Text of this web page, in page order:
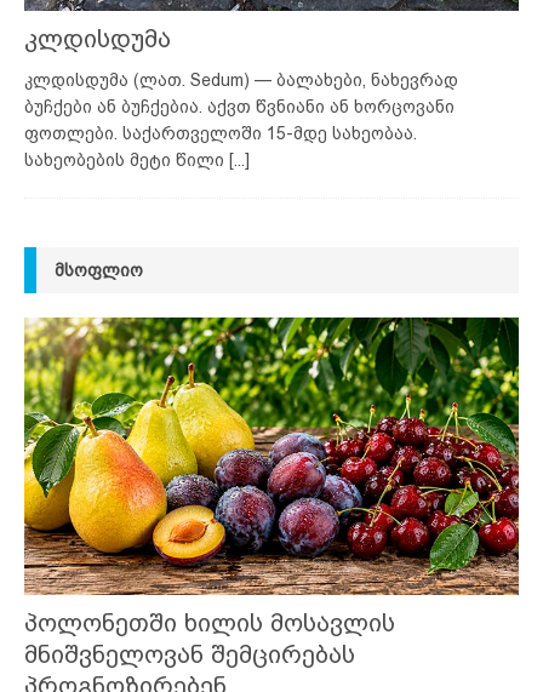
კლდისდუმა
კლდისდუმა (ლათ. Sedum) — ბალახები, ნახევრად
ბუჩქები ან ბუჩქებია. აქვთ წვნიანი ან ხორცოვანი
ფოთლები. საქართველოში 15-მდე სახეობაა.
სახეობების მეტი წილი [...]
ᲛᲡᲝᲤᲚᲘᲝ
პოლონეთში ხილის მოსავლის
მნიშვნელოვან შემცირებას
პროგნოზირებენ